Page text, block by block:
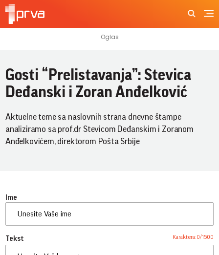
Gosti “Prelistavanja”: Stevica
Deđanski i Zoran Anđelković
Aktuelne teme sa naslovnih strana dnevne štampe
analiziramo sa prof.dr Stevicom Deđanskim i Zoranom
Anđelkovićem, direktorom Pošta Srbije
Ime
Tekst Karaktera:0/1500